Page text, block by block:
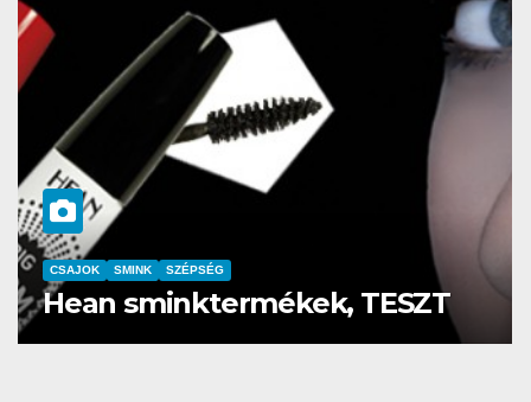
az meg
Az év
Corvin kultik